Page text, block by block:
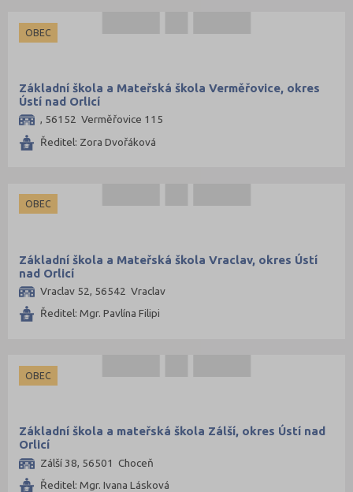
OBEC
Základní škola a Mateřská škola Verměřovice, okres
Ústí nad Orlicí
, 56152 Verměřovice 115
Ředitel: Zora Dvořáková
OBEC
Základní škola a Mateřská škola Vraclav, okres Ústí
nad Orlicí
Vraclav 52, 56542 Vraclav
Ředitel: Mgr. Pavlína Filipi
OBEC
Základní škola a mateřská škola Zálší, okres Ústí nad
Orlicí
Zálší 38, 56501 Choceň
Ředitel: Mgr. Ivana Lásková